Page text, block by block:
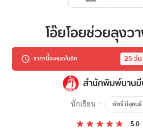
โอ๊ยโอยช่วยลุงว
ราคานี้จะหมดในอีก 25 วัน
สำนักพิมพ์นาน
นักเขียน : พัชรี มีสุคนธ์
5.0